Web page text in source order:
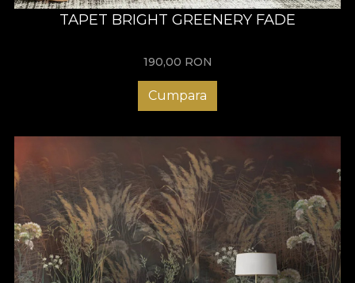
TAPET BRIGHT GREENERY FADE
190,00 RON
Cumpara